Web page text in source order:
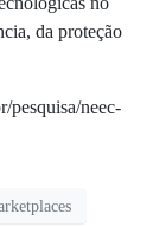
da proteção
pesquisa/neec-